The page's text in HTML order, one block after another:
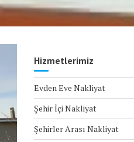
Hizmetlerimiz
Evden Eve Nakliyat
Şehir İçi Nakliyat
Şehirler Arası Nakliyat